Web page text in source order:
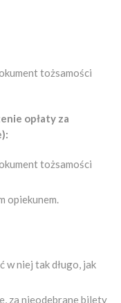
tożsamości
opłaty za
tożsamości
opiekunem.
w niej tak długo, jak
za nieodebrane bilety